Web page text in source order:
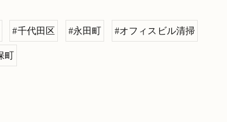
#千代田区 #永田町 #オフィスビル清掃
町